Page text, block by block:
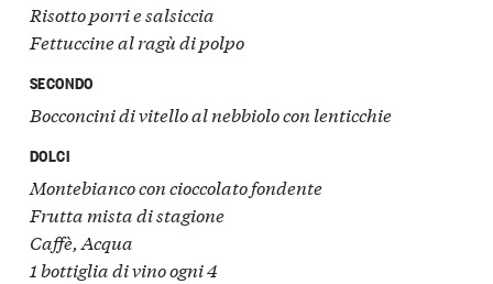
Risotto porri e salsiccia
Fettuccine al ragù di polpo
SECONDO
Bocconcini di vitello al nebbiolo con lenticchie
DOLCI
Montebianco con cioccolato fondente
Frutta mista di stagione
Caffè, Acqua
1 bottiglia di vino ogni 4